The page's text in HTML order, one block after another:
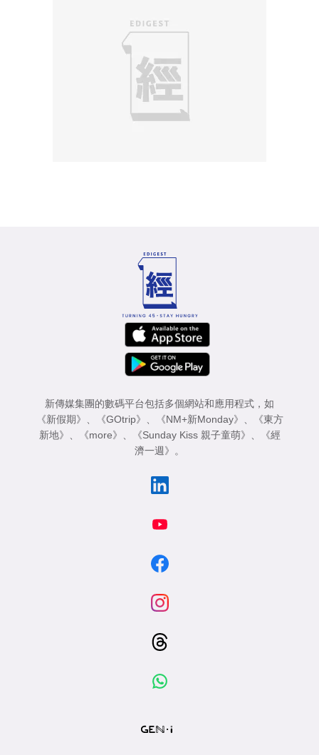
新傳媒集團的數碼平台包括多個網站和應用程式，如
《新假期》
《GOtrip》 《NM+新Monday》
《東方
新地》
《more》 《Sunday Kiss 親子童萌》
《經
濟一週》
。